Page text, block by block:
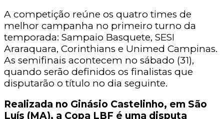
A competição reúne os quatro times de
melhor campanha no primeiro turno da
temporada: Sampaio Basquete, SESI
Araraquara, Corinthians e Unimed Campinas.
As semifinais acontecem no sábado (31),
quando serão definidos os finalistas que
disputarão o título no dia seguinte.
Realizada no Ginásio Castelinho, em São
Luís (MA), a Copa LBF é uma disputa